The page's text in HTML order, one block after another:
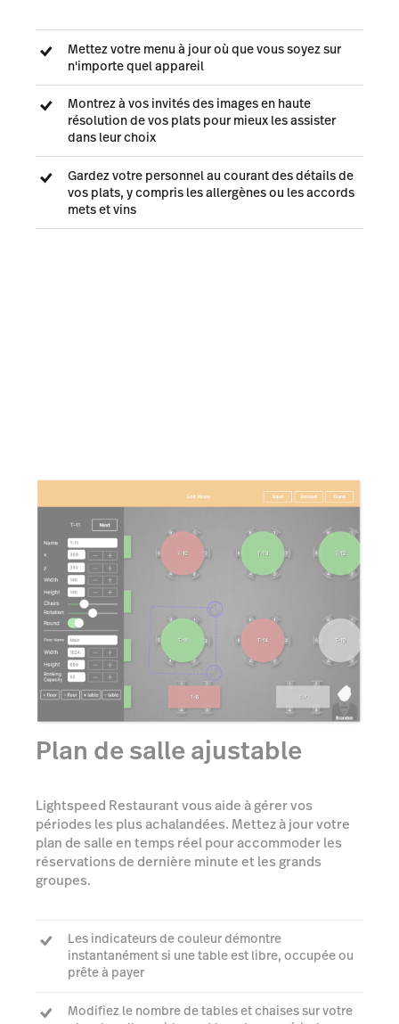
Mettez votre menu à jour où que vous soyez sur
n'importe quel appareil
Montrez à vos invités des images en haute
résolution de vos plats pour mieux les assister
dans leur choix
Gardez votre personnel au courant des détails de
vos plats, y compris les allergènes ou les accords
mets et vins
Plan de salle ajustable
Lightspeed Restaurant vous aide à gérer vos
périodes les plus achalandées. Mettez à jour votre
plan de salle en temps réel pour accommoder les
réservations de dernière minute et les grands
groupes.
Les indicateurs de couleur démontre
instantanément si une table est libre, occupée ou
prête à payer
Modifiez le nombre de tables et chaises sur votre